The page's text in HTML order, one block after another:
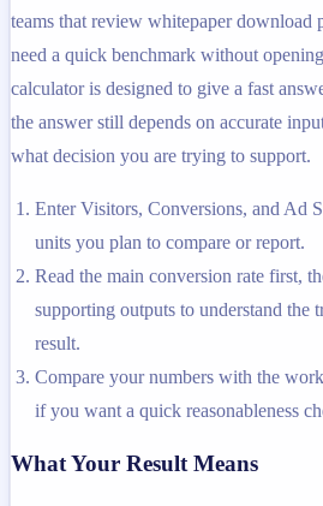
teams that review whitepaper download
need a quick benchmark without
calculator is designed to give a fast
the answer still depends on accurate
what decision you are trying to support.
Enter Visitors, Conversions, and Ad
units you plan to compare or report.
Read the main conversion rate first,
supporting outputs to understand the
result.
Compare your numbers with the
if you want a quick reasonableness
What Your Result Means